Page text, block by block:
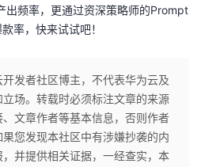
出频率，更通过资深策略师的Prompt
率，快来试试吧！
开发者社区博主，不代表华为云及
场。转载时必须标注文章的来源
、文章作者等基本信息，否则作者
您发现本社区中有涉嫌抄袭的内
并提供相关证据，一经查实，本